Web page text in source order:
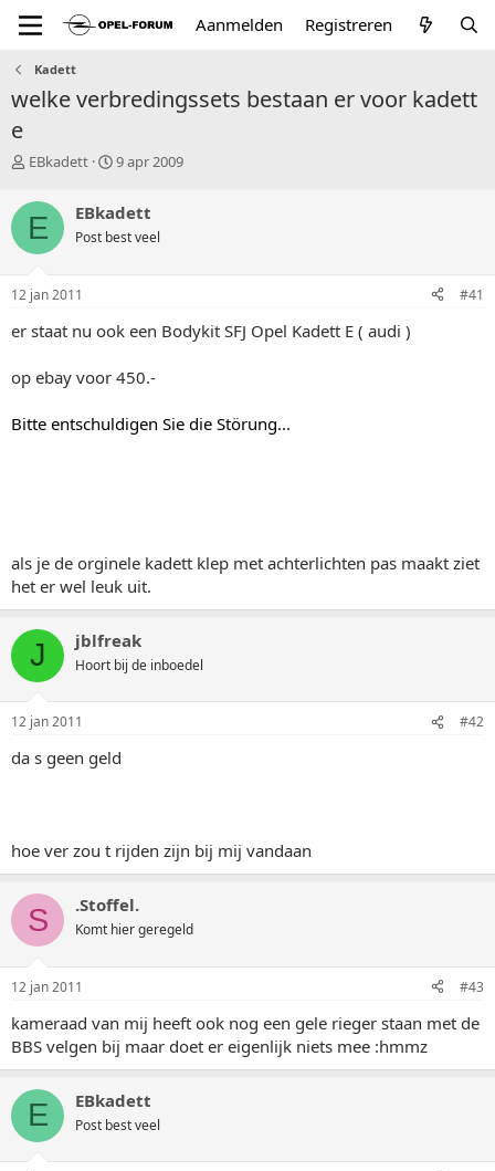
Aanmelden Registreren
Kadett
welke verbredingssets bestaan er voor kadett
e
T
p
i
c
s
a
t
r
EBkadett
S
r
t
a
m
9 apr 2009
E EBkadett
Post best veel
12 jan 2011 #41
er staat nu ook een Bodykit SFJ Opel Kadett E ( audi )
op ebay voor 450.-
Bitte entschuldigen Sie die Störung...
als je de orginele kadett klep met achterlichten pas maakt ziet
het er wel leuk uit.
J jblfreak
Hoort bij de inboedel
12 jan 2011 #42
da s geen geld
hoe ver zou t rijden zijn bij mij vandaan
S .Stoffel.
Komt hier geregeld
12 jan 2011 #43
kameraad van mij heeft ook nog een gele rieger staan met de
BBS velgen bij maar doet er eigenlijk niets mee :hmmz
E EBkadett
Post best veel